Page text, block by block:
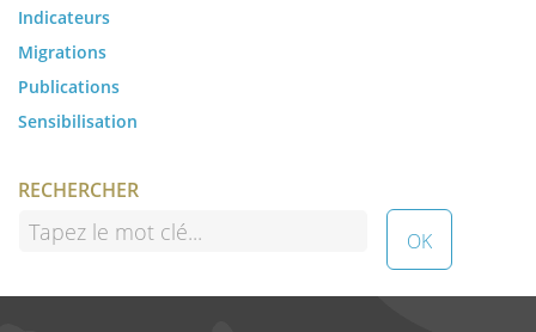
Indicateurs
Migrations
Publications
Sensibilisation
RECHERCHER